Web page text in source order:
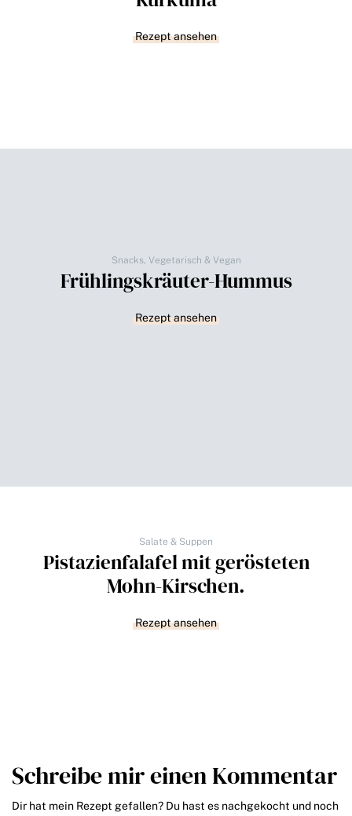
Rezept ansehen
Snacks, Vegetarisch & Vegan
Frühlingskräuter-Hummus
Rezept ansehen
Salate & Suppen
Pistazienfalafel mit gerösteten
Mohn-Kirschen.
Rezept ansehen
Schreibe mir einen Kommentar
Dir hat mein Rezept gefallen? Du hast es nachgekocht und noch